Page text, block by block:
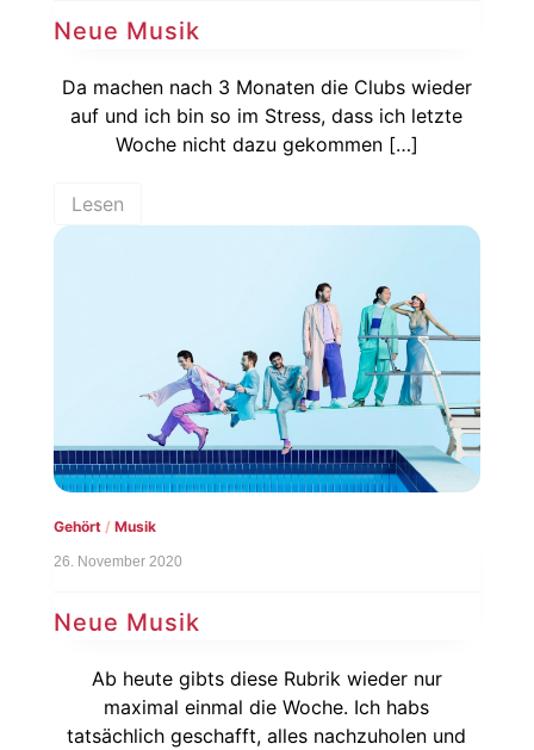
Neue Musik
Da machen nach 3 Monaten die Clubs wieder
auf und ich bin so im Stress, dass ich letzte
Woche nicht dazu gekommen […]
Lesen
Gehört/ Musik
26. November 2020
Neue Musik
Ab heute gibts diese Rubrik wieder nur
maximal einmal die Woche. Ich habs
tatsächlich geschafft, alles nachzuholen und